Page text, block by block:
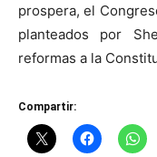
prospera, el
planteados por
reformas a la
Compartir: